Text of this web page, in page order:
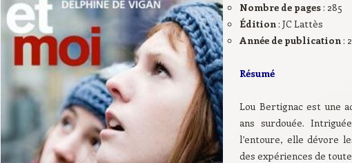
Nombre de pages: 285
Édition: JC Lattès
Année de publication:
Résumé
Lou Bertignac est une
ans surdouée.
l’entoure, elle dévore
des expériences de